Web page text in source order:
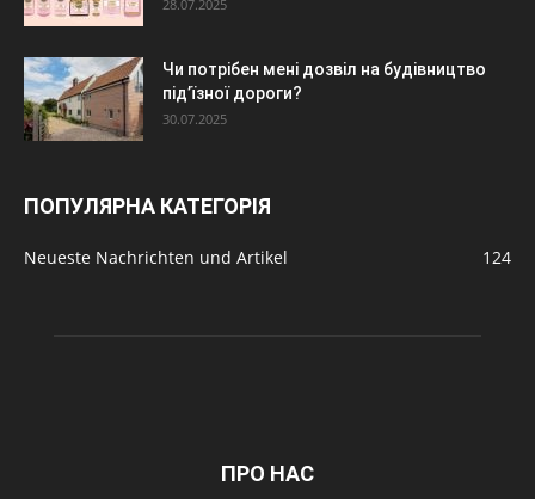
28.07.2025
Чи потрібен мені дозвіл на будівництво
під’їзної дороги?
30.07.2025
ПОПУЛЯРНА КАТЕГОРІЯ
Neueste Nachrichten und Artikel 124
ПРО НАС